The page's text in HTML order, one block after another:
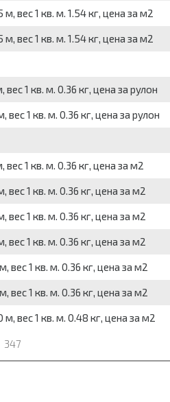
вес 1 кв. м. 1.54 кг, цена за м2
вес 1 кв. м. 1.54 кг, цена за м2
1 кв. м. 0.36 кг, цена за рулон
1 кв. м. 0.36 кг, цена за рулон
1 кв. м. 0.36 кг, цена за м2
1 кв. м. 0.36 кг, цена за м2
1 кв. м. 0.36 кг, цена за м2
1 кв. м. 0.36 кг, цена за м2
вес 1 кв. м. 0.36 кг, цена за м2
вес 1 кв. м. 0.36 кг, цена за м2
вес 1 кв. м. 0.48 кг, цена за м2
347